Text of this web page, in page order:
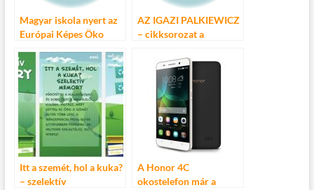
Magyar iskola nyert az
Európai Képes Öko
AZ IGAZI PALKIEWICZ
– cikksorozat a
Itt a szemét, hol a kuka?
– szelektív
A Honor 4C
okostelefon már a